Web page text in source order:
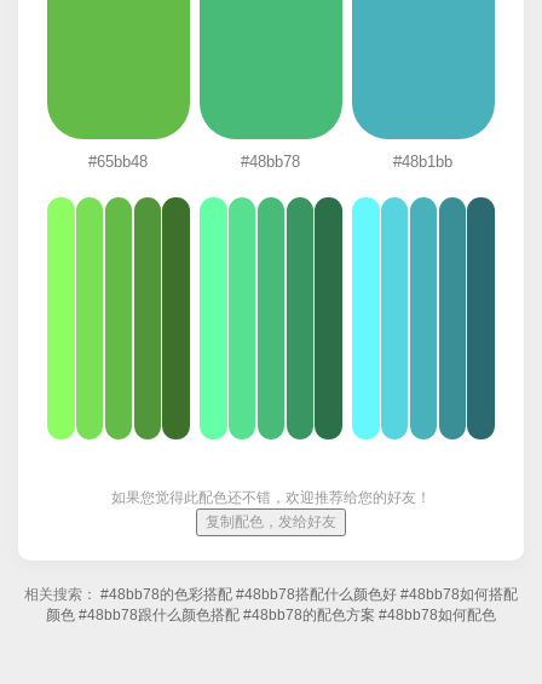
#65bb48 #48bb78 #48b1bb
如果您觉得此配色还不错，欢迎推荐给您的好友！
复制配色，发给好友
相关搜索： #48bb78的色彩搭配 #48bb78搭配什么颜色好 #48bb78如何搭配
颜色 #48bb78跟什么颜色搭配 #48bb78的配色方案 #48bb78如何配色